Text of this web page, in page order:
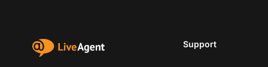
Support